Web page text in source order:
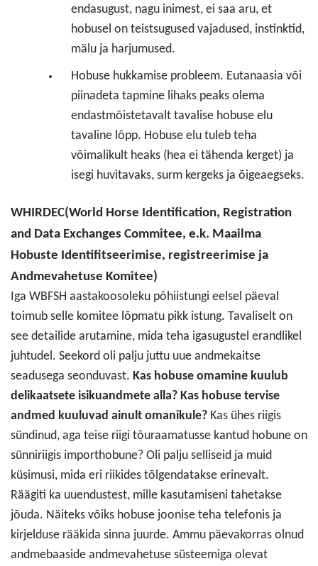
endasugust, nagu inimest, ei saa aru, et
hobusel on teistsugused vajadused, instinktid,
mälu ja harjumused.
Hobuse hukkamise probleem. Eutanaasia või
piinadeta tapmine lihaks peaks olema
endastmõistetavalt tavalise hobuse elu
tavaline lõpp. Hobuse elu tuleb teha
võimalikult heaks (hea ei tähenda kerget) ja
isegi huvitavaks, surm kergeks ja õigeaegseks.
WHIRDEC(World Horse Identification, Registration
and Data Exchanges Commitee, e.k. Maailma
Hobuste Identifitseerimise, registreerimise ja
Andmevahetuse Komitee)
Iga WBFSH aastakoosoleku põhiistungi eelsel päeval
toimub selle komitee lõpmatu pikk istung. Tavaliselt on
see detailide arutamine, mida teha igasugustel erandlikel
juhtudel. Seekord oli palju juttu uue andmekaitse
seadusega seonduvast. Kas hobuse omamine kuulub
delikaatsete isikuandmete alla? Kas hobuse tervise
andmed kuuluvad ainult omanikule? Kas ühes riigis
sündinud, aga teise riigi tõuraamatusse kantud hobune on
sünniriigis importhobune? Oli palju selliseid ja muid
küsimusi, mida eri riikides tõlgendatakse erinevalt.
Räägiti ka uuendustest, mille kasutamiseni tahetakse
jõuda. Näiteks võiks hobuse joonise teha telefonis ja
kirjelduse rääkida sinna juurde. Ammu päevakorras olnud
andmebaaside andmevahetuse süsteemiga olevat